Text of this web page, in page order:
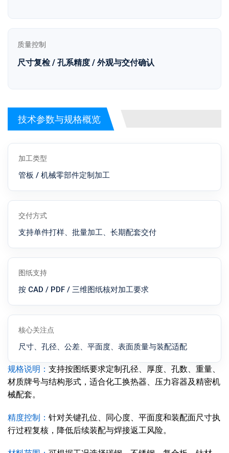
质量控制
尺寸复检 / 孔系精度 / 外观与交付确认
技术参数与规格概览
加工类型
管板 / 机械零部件定制加工
交付方式
支持单件打样、批量加工、长期配套交付
图纸支持
按 CAD / PDF / 三维图纸核对加工要求
核心关注点
尺寸、孔径、公差、平面度、表面质量与装配适配
规格说明： 支持按图纸要求定制孔径、厚度、孔数、重量、
材质牌号与结构形式，适合化工换热器、压力容器及精密机
械配套。
精度控制： 针对关键孔位、同心度、平面度和装配面尺寸执
行过程复核，降低后续装配与焊接返工风险。